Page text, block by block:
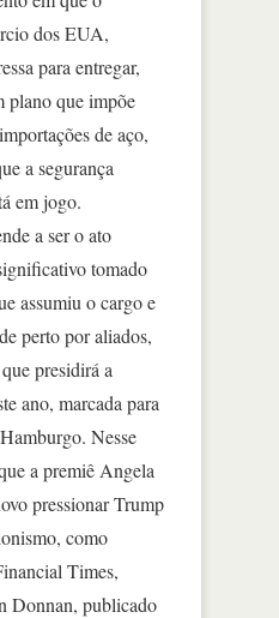
dos EUA,
para entregar,
plano que impõe
de aço,
a segurança
em jogo.
a ser o ato
tomado
assumiu o cargo e
perto por aliados,
presidirá a
ano, marcada para
Nesse
a premiê Angela
pressionar Trump
como
Times,
Donnan, publicado